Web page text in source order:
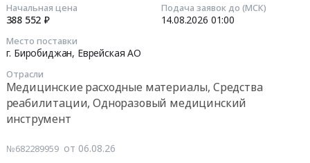
Начальная цена
388 552 ₽
Подача заявок до (МСК)
14.08.2026 01:00
Место поставки
г. Биробиджан, Еврейская АО
Отрасли
Медицинские расходные материалы, Средства
реабилитации, Одноразовый медицинский
инструмент
№682289959 от 06.08.26